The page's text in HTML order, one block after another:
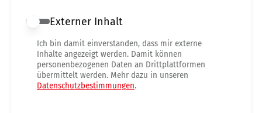
Externer Inhalt erlauben
Externer Inhalt
Ich bin damit einverstanden, dass mir externe
Inhalte angezeigt werden. Damit können
personenbezogenen Daten an Drittplattformen
übermittelt werden. Mehr dazu in unseren
Datenschutzbestimmungen.